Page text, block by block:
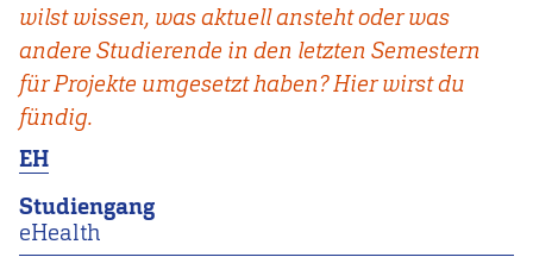
wilst wissen, was aktuell ansteht oder was
andere Studierende in den letzten Semestern
für Projekte umgesetzt haben? Hier wirst du
fündig.
EH
Studiengang
eHealth